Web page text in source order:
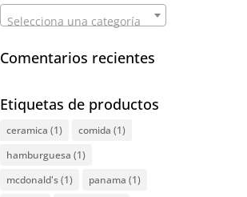
Selecciona una categoría
Comentarios recientes
Etiquetas de productos
ceramica (1) comida (1)
hamburguesa (1)
mcdonald's(1) panama (1)